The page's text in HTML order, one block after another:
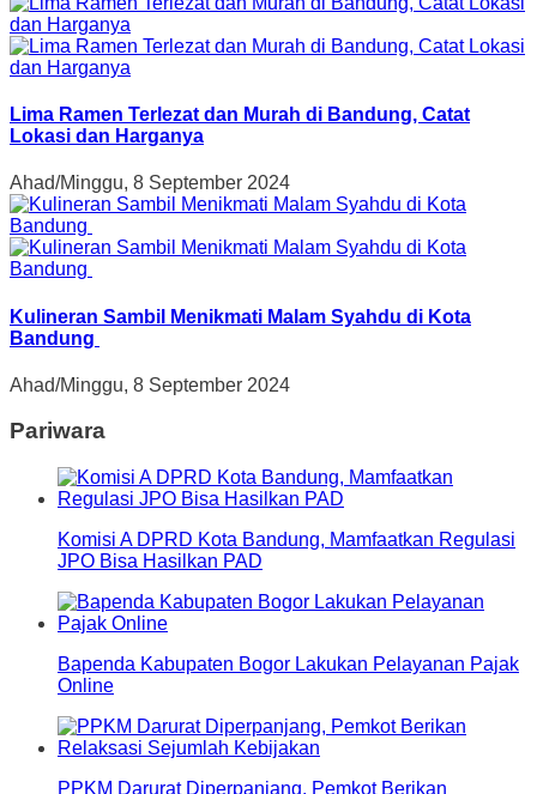
Lima Ramen Terlezat dan Murah di Bandung, Catat
Lokasi dan Harganya
Ahad/Minggu, 8 September 2024
Kulineran Sambil Menikmati Malam Syahdu di Kota
Bandung
Ahad/Minggu, 8 September 2024
Pariwara
Komisi A DPRD Kota Bandung, Mamfaatkan Regulasi
JPO Bisa Hasilkan PAD
Bapenda Kabupaten Bogor Lakukan Pelayanan Pajak
Online
PPKM Darurat Diperpanjang, Pemkot Berikan